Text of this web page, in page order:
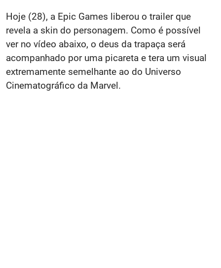
Hoje (28), a Epic Games liberou o trailer que
revela a skin do personagem. Como é possível
ver no vídeo abaixo, o deus da trapaça será
acompanhado por uma picareta e tera um visual
extremamente semelhante ao do Universo
Cinematográfico da Marvel.